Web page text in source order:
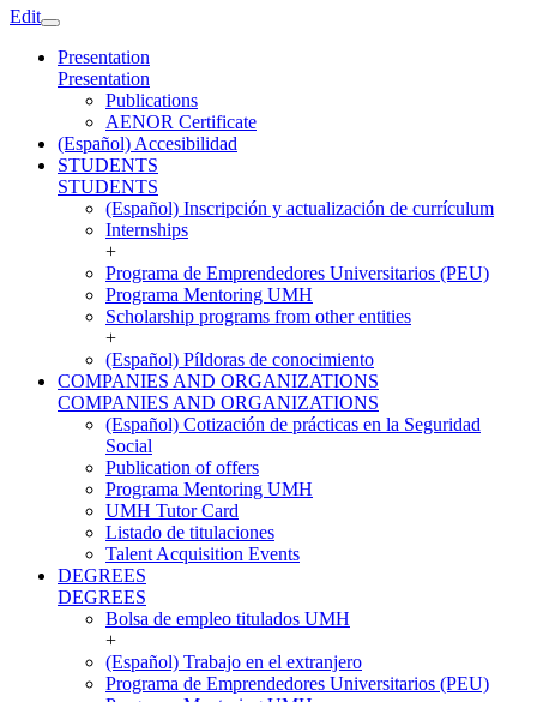
Edit
Presentation
Presentation
Publications
AENOR Certificate
(Español) Accesibilidad
STUDENTS
STUDENTS
(Español) Inscripción y actualización de currículum
Internships
+
Programa de Emprendedores Universitarios (PEU)
Programa Mentoring UMH
Scholarship programs from other entities
+
(Español) Píldoras de conocimiento
COMPANIES AND ORGANIZATIONS
COMPANIES AND ORGANIZATIONS
(Español) Cotización de prácticas en la Seguridad
Social
Publication of offers
Programa Mentoring UMH
UMH Tutor Card
Listado de titulaciones
Talent Acquisition Events
DEGREES
DEGREES
Bolsa de empleo titulados UMH
+
(Español) Trabajo en el extranjero
Programa de Emprendedores Universitarios (PEU)